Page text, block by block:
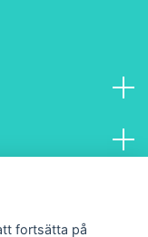
fortsätta på